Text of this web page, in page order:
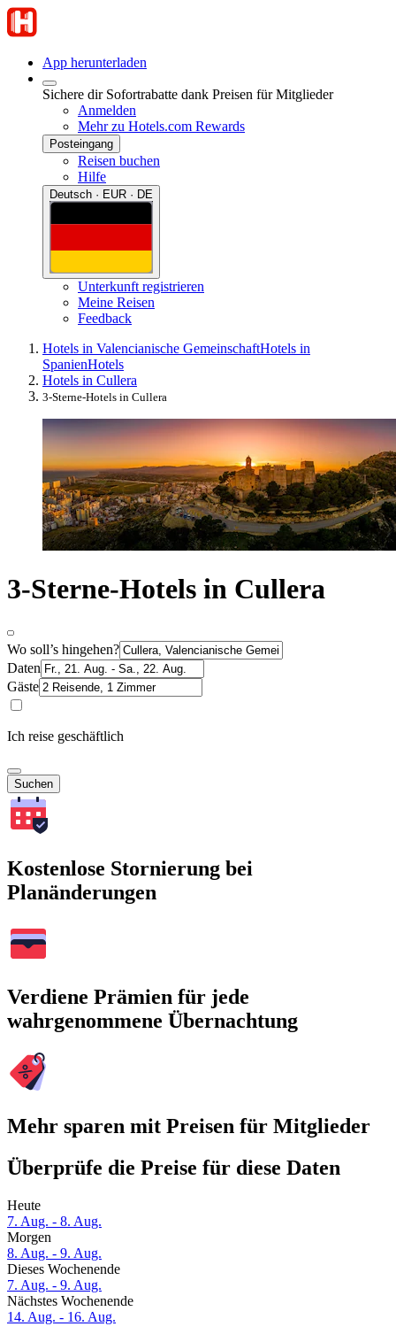
App herunterladen
Sichere dir Sofortrabatte dank Preisen für Mitglieder
Anmelden
Mehr zu Hotels.com Rewards
Posteingang
Reisen buchen
Hilfe
Deutsch · EUR · DE
Unterkunft registrieren
Meine Reisen
Feedback
Hotels in Valencianische GemeinschaftHotels in
SpanienHotels
Hotels in Cullera
3-Sterne-Hotels in Cullera
3-Sterne-Hotels in Cullera
Wo soll’s hingehen?
Daten
Gäste
Ich reise geschäftlich
Suchen
Kostenlose Stornierung bei
Planänderungen
Verdiene Prämien für jede
wahrgenommene Übernachtung
Mehr sparen mit Preisen für Mitglieder
Überprüfe die Preise für diese Daten
Heute
7. Aug. - 8. Aug.
Morgen
8. Aug. - 9. Aug.
Dieses Wochenende
7. Aug. - 9. Aug.
Nächstes Wochenende
14. Aug. - 16. Aug.